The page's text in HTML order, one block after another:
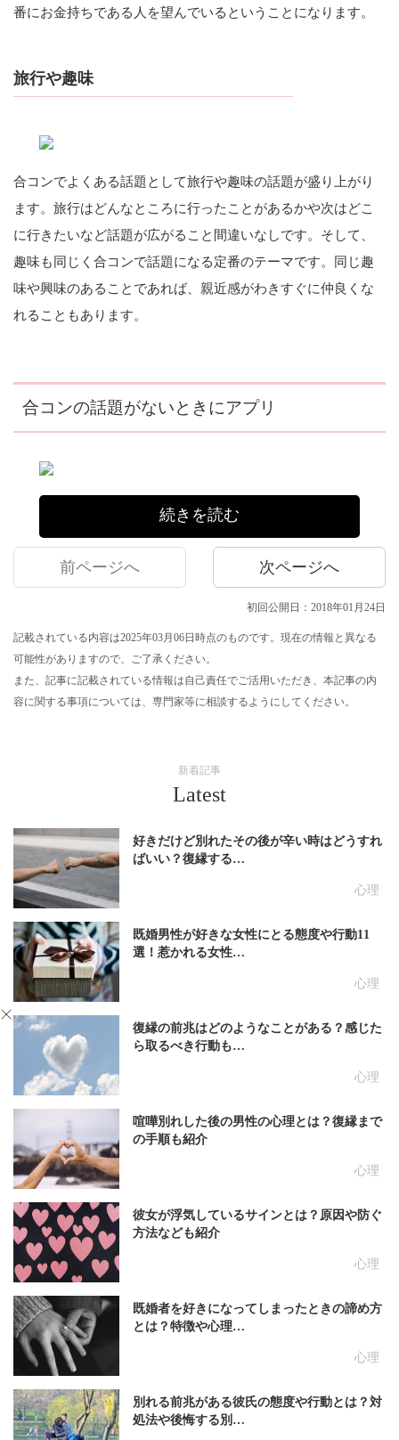
番にお金持ちである人を望んでいるということになります。
旅行や趣味
合コンでよくある話題として旅行や趣味の話題が盛り上がり
ます。旅行はどんなところに行ったことがあるかや次はどこ
に行きたいなど話題が広がること間違いなしです。そして、
趣味も同じく合コンで話題になる定番のテーマです。同じ趣
味や興味のあることであれば、親近感がわきすぐに仲良くな
れることもあります。
合コンの話題がないときにアプリ
続きを読む
前ページへ 次ページへ
初回公開日：2018年01月24日
記載されている内容は2025年03月06日時点のものです。現在の情報と異なる
可能性がありますので、ご了承ください。
また、記事に記載されている情報は自己責任でご活用いただき、本記事の内
容に関する事項については、専門家等に相談するようにしてください。
新着記事
Latest
心理
好きだけど別れたその後が辛い時はどうすれ
ばいい？復縁する…
心理
既婚男性が好きな女性にとる態度や行動11
選！惹かれる女性…
心理
復縁の前兆はどのようなことがある？感じた
ら取るべき行動も…
心理
喧嘩別れした後の男性の心理とは？復縁まで
の手順も紹介
心理
彼女が浮気しているサインとは？原因や防ぐ
方法なども紹介
心理
既婚者を好きになってしまったときの諦め方
とは？特徴や心理…
別れる前兆がある彼氏の態度や行動とは？対
処法や後悔する別…